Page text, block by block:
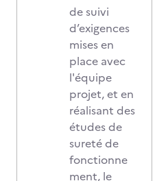
de suivi
d’exigences
mises en
place avec
l'équipe
projet, et en
réalisant des
études de
sureté de
fonctionne
ment, le